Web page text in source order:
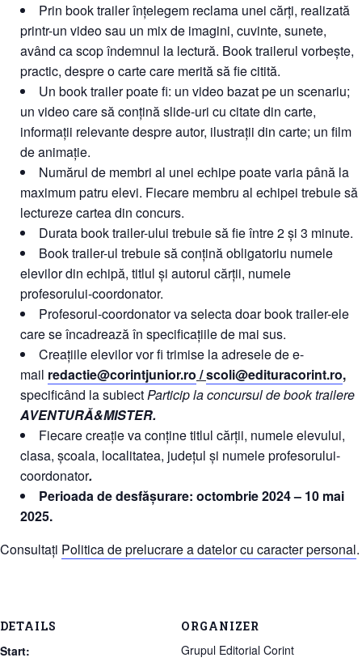
Prin book trailer înțelegem reclama unei cărți, realizată
printr-un video sau un mix de imagini, cuvinte, sunete,
având ca scop îndemnul la lectură. Book trailerul vorbește,
practic, despre o carte care merită să fie citită.
Un book trailer poate fi: un video bazat pe un scenariu;
un video care să conțină slide-uri cu citate din carte,
informații relevante despre autor, ilustrații din carte; un film
de animație.
Numărul de membri al unei echipe poate varia până la
maximum patru elevi. Fiecare membru al echipei trebuie să
lectureze cartea din concurs.
Durata book trailer-ului trebuie să fie între 2 și 3 minute.
Book trailer-ul trebuie să conțină obligatoriu numele
elevilor din echipă, titlul și autorul cărții, numele
profesorului-coordonator.
Profesorul-coordonator va selecta doar book trailer-ele
care se încadrează în specificațiile de mai sus.
Creațiile elevilor vor fi trimise la adresele de e-
mail redactie@corintjunior.ro /scoli@edituracorint.ro,
specificând la subiectParticip la concursul de book trailere
AVENTURĂ&MISTER.
Fiecare creație va conține titlul cărții, numele elevului,
clasa, școala, localitatea, județul și numele profesorului-
coordonator.
Perioada de desfășurare: octombrie 2024 – 10 mai
2025.
Consultați Politica de prelucrare a datelor cu caracter personal.
DETAILS
Start:
ORGANIZER
Grupul Editorial Corint